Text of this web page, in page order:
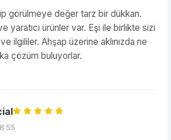
görülmeye değer tarz bir dükkan.
yaratıcı ürünler var. Eşi ile birlikte sizi
ve ilgililer. Ahşap üzerine aklınızda ne
çözüm buluyorlar.